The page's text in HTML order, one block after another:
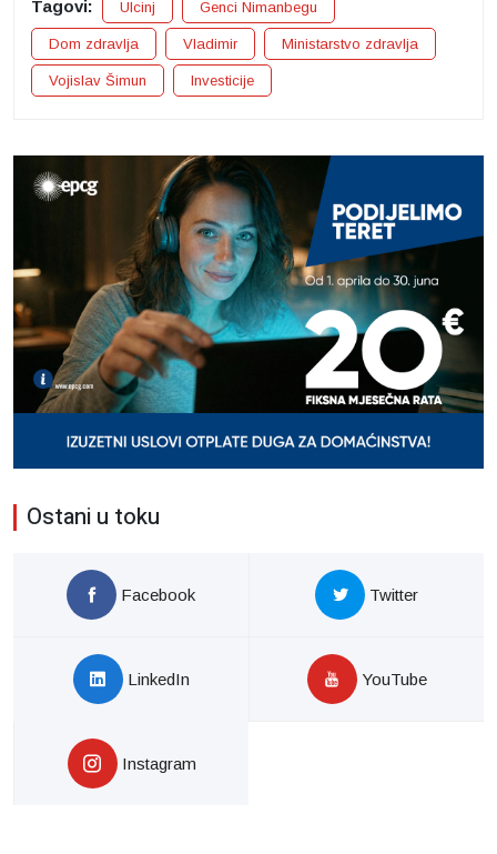
Tagovi: Ulcinj Genci Nimanbegu
Dom zdravlja Vladimir Ministarstvo zdravlja
Vojislav Šimun Investicije
Ostani u toku
Facebook Twitter
LinkedIn YouTube
Instagram